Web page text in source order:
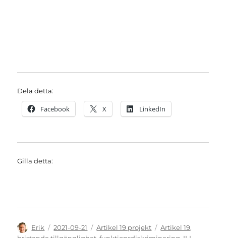
Dela detta:
Facebook X LinkedIn
Gilla detta:
Författare
Erik
Publicerat
2021-09-21 Kategorier
Artikel 19 projekt Etiketter
Artikel 19,